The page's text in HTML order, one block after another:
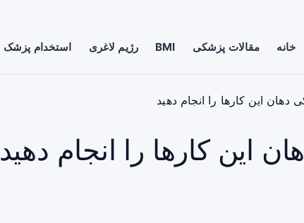
خانه مقالات پزشکی BMI رژیم لاغری استخدام پزشک
دهان این کارها را انجام دهید
این کارها را انجام دهید